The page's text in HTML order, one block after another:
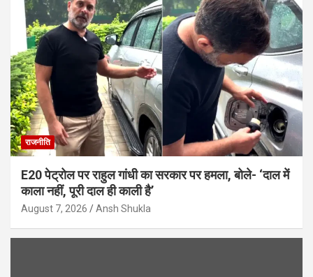
राजनीति
E20 पेट्रोल पर राहुल गांधी का सरकार पर हमला, बोले- ‘दाल में
काला नहीं, पूरी दाल ही काली है’
August 7, 2026 Ansh Shukla